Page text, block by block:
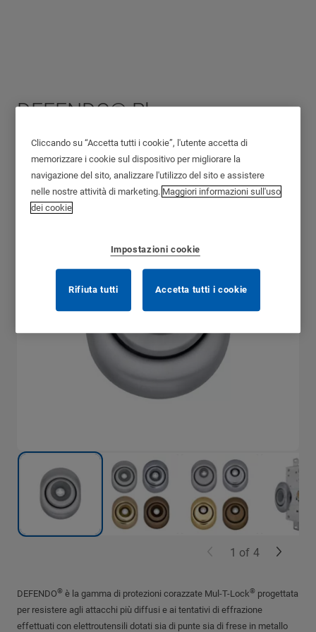
DEFENDO® Plus per
Omega Pro
DEFENDO® è la gamma di protezioni corazzate Mul-T-Lock® progettata
per resistere agli attacchi più diffusi e ai tentativi di effrazione
effettuati con elettroutensili dotati sia di punte sia di frese in metallo
1 of 4
Cliccando su “Accetta tutti i cookie”, l'utente accetta di
memorizzare i cookie sul dispositivo per migliorare la
navigazione del sito, analizzare l'utilizzo del sito e assistere
nelle nostre attività di marketing. Maggiori informazioni sull'uso
dei cookie
Impostazioni cookie
Rifiuta tutti Accetta tutti i cookie